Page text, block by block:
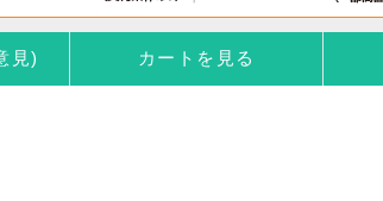
見) カートを見る